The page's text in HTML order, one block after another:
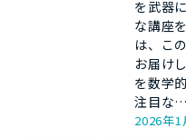
を武器
な講座
は、こ
お届け
を数学
注目な…
2026年1